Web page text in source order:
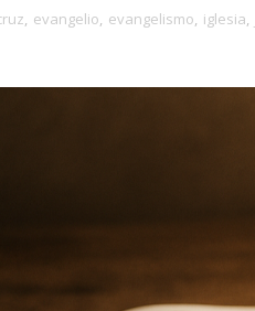
, evangelio, evangelismo, iglesia,